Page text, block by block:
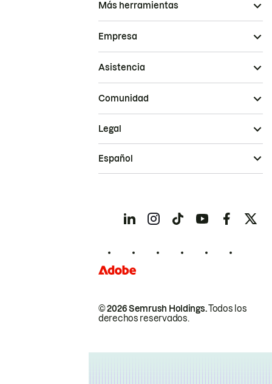
Más herramientas
Empresa
Asistencia
Comunidad
© 2026 Semrush Holdings.Todos los
derechos reservados.
Legal
Español